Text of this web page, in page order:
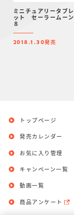
ミニチュアリータブレ
ット セーラームーン
８
2018.1.30発売
トップページ
発売カレンダー
お気に入り管理
キャンペーン一覧
動画一覧
商品アンケート